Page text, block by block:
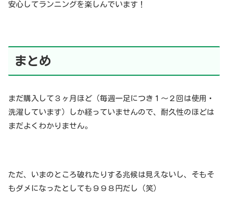
安心してランニングを楽しんでいます！
まとめ
まだ購入して３ヶ月ほど（毎週一足につき１〜２回は使用・
洗濯しています）しか経っていませんので、耐久性のほどは
まだよくわかりません。
ただ、いまのところ破れたりする兆候は見えないし、そもそ
もダメになったとしても９９８円だし（笑）